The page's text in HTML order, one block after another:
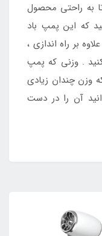
به راحتی محصول
که این پمپ باد
بر راه اندازی ،
. وزنی که پمپ
890 گرم بوده که وزن چندان زیادی
آن را در دست